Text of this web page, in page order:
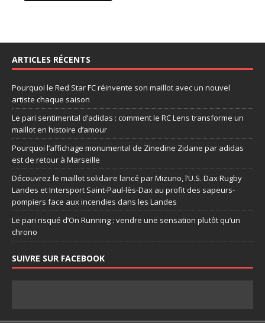
ARTICLES RÉCENTS
Pourquoi le Red Star FC réinvente son maillot avec un nouvel
artiste chaque saison
Le pari sentimental d’adidas : comment le RC Lens transforme un
maillot en histoire d’amour
Pourquoi l’affichage monumental de Zinedine Zidane par adidas
est de retour à Marseille
Découvrez le maillot solidaire lancé par Mizuno, l’U.S. Dax Rugby
Landes et Intersport Saint-Paul-lès-Dax au profit des sapeurs-
pompiers face aux incendies dans les Landes
Le pari risqué d’On Running : vendre une sensation plutôt qu’un
chrono
SUIVRE SUR FACEBOOK